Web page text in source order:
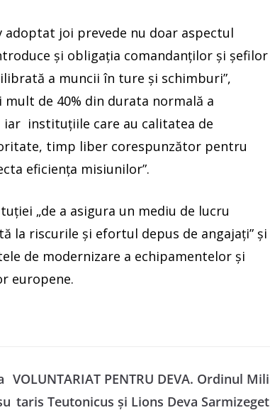
joi prevede nu doar aspectul
şi obligaţia comandanţilor şi şefilor
a muncii în ture şi schimburi”,
de 40% din durata normală a
instituţiile care au calitatea de
timp liber corespunzător pentru
eficienţa misiunilor”.
„de a asigura un mediu de lucru
la riscurile şi efortul depus de angajaţi” şi
de modernizare a echipamentelor şi
europene.
VOLUNTARIAT PENTRU DEVA. Ordinul Mili
taris Teutonicus și Lions Deva Sarmizeget